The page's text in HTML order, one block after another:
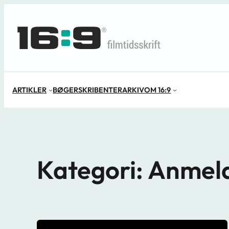
indhold
ARTIKLER BØGERSKRIBENTERARKIVOM 16:9
Kategori: